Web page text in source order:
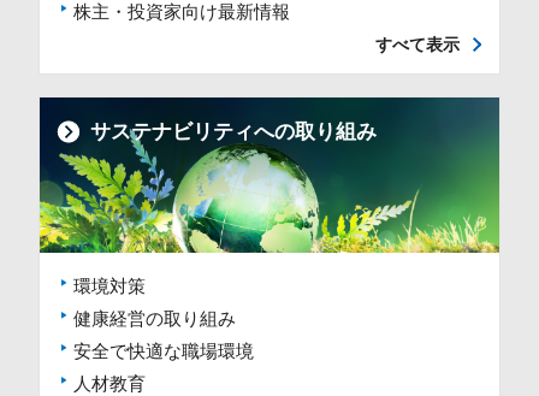
株主・投資家向け最新情報
すべて表示
サステナビリティへの取り組み
環境対策
健康経営の取り組み
安全で快適な職場環境
人材教育